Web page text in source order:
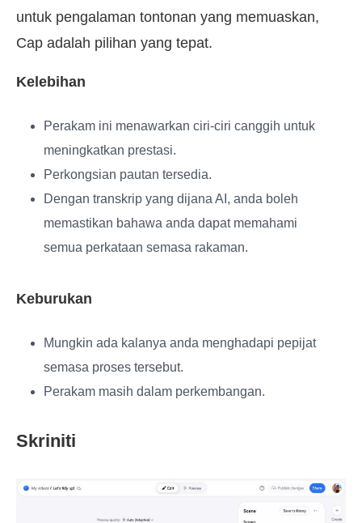
untuk pengalaman tontonan yang memuaskan,
Cap adalah pilihan yang tepat.
Kelebihan
Perakam ini menawarkan ciri-ciri canggih untuk
meningkatkan prestasi.
Perkongsian pautan tersedia.
Dengan transkrip yang dijana AI, anda boleh
memastikan bahawa anda dapat memahami
semua perkataan semasa rakaman.
Keburukan
Mungkin ada kalanya anda menghadapi pepijat
semasa proses tersebut.
Perakam masih dalam perkembangan.
Skriniti